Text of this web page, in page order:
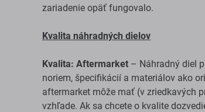
zariadenie opäť fungovalo.
Kvalita náhradných dielov
Kvalita: Aftermarket – Náhradný diel
noriem, špecifikácií a materiálov ako
aftermarket môže mať (v zriedkavých
vzhľade. Ak sa chcete o kvalite